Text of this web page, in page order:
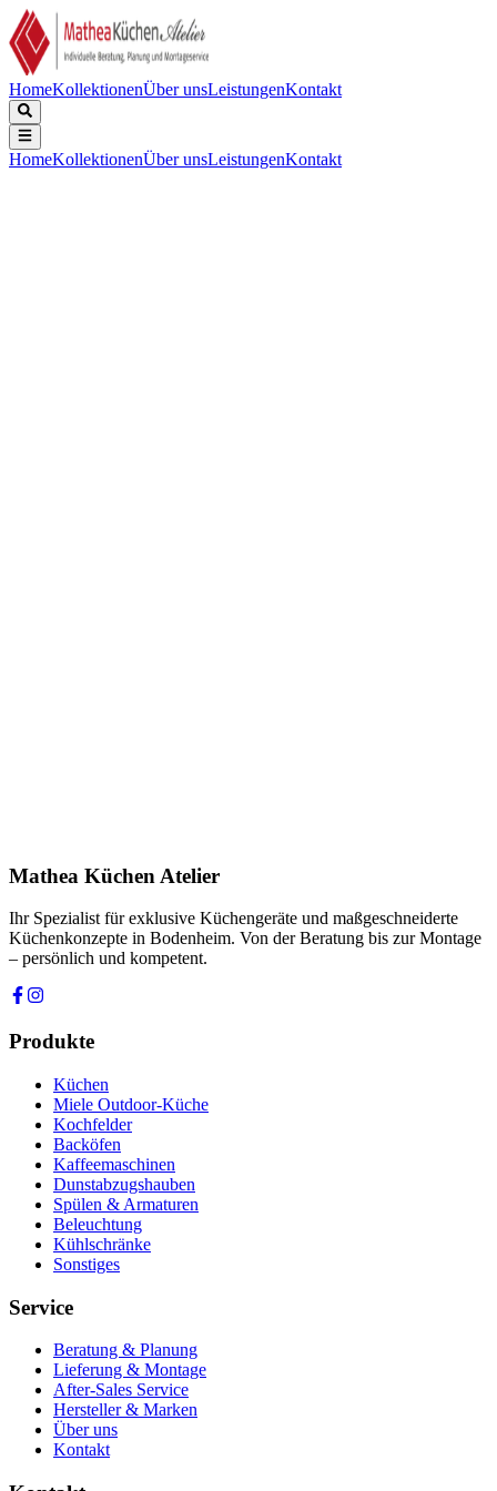
HomeKollektionenÜber unsLeistungenKontakt
HomeKollektionenÜber unsLeistungenKontakt
Datenschutzerklärung
habe ich gelesen.
Anfrage absenden
Mathea Küchen Atelier
Ihr Spezialist für exklusive Küchengeräte und maßgeschneiderte
Küchenkonzepte in Bodenheim. Von der Beratung bis zur Montage
– persönlich und kompetent.
Produkte
Küchen
Miele Outdoor-Küche
Kochfelder
Backöfen
Kaffeemaschinen
Dunstabzugshauben
Spülen & Armaturen
Beleuchtung
Kühlschränke
Sonstiges
Service
Beratung & Planung
Lieferung & Montage
After-Sales Service
Hersteller & Marken
Über uns
Kontakt